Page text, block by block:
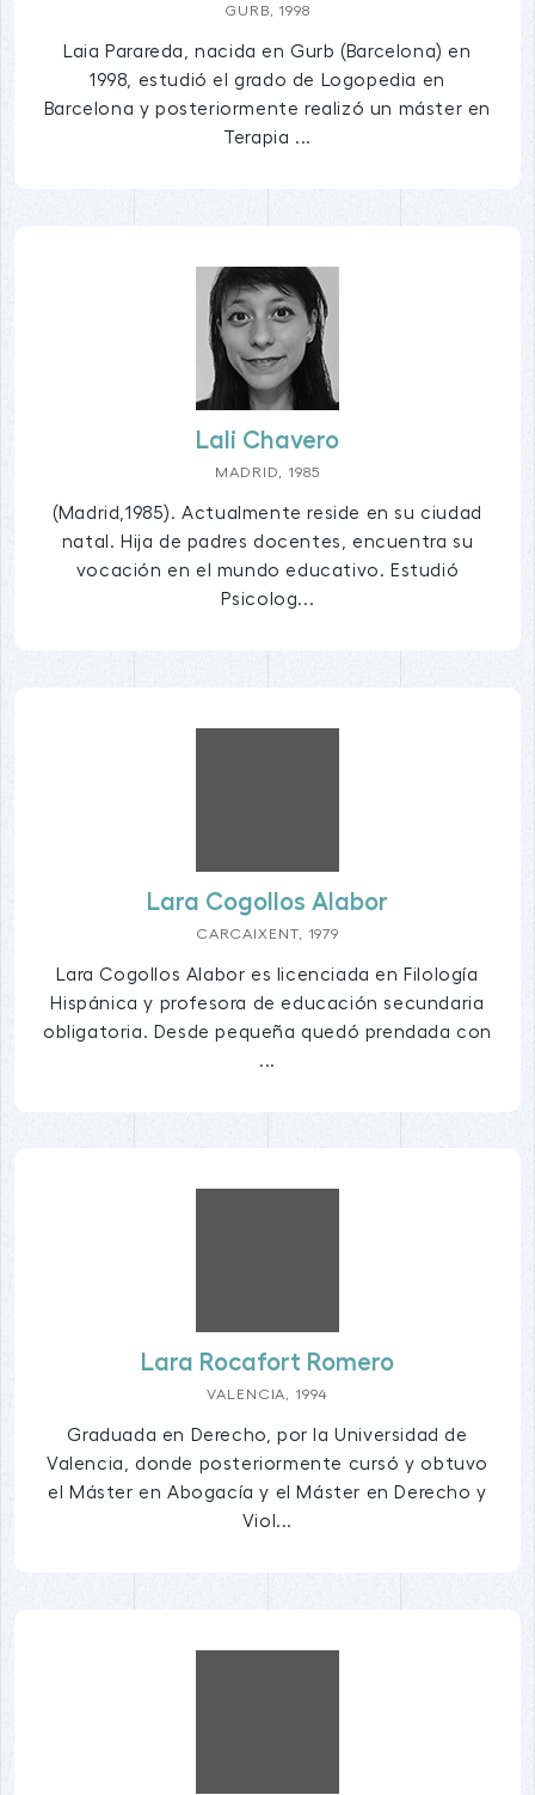
GURB, 1998
Laia Parareda, nacida en Gurb (Barcelona) en
1998, estudió el grado de Logopedia en
Barcelona y posteriormente realizó un máster en
Terapia ...
Lali Chavero
MADRID, 1985
(Madrid,1985). Actualmente reside en su ciudad
natal. Hija de padres docentes, encuentra su
vocación en el mundo educativo. Estudió
Psicolog...
Lara Cogollos Alabor
CARCAIXENT, 1979
Lara Cogollos Alabor es licenciada en Filología
Hispánica y profesora de educación secundaria
obligatoria. Desde pequeña quedó prendada con
...
Lara Rocafort Romero
VALENCIA, 1994
Graduada en Derecho, por la Universidad de
Valencia, donde posteriormente cursó y obtuvo
el Máster en Abogacía y el Máster en Derecho y
Viol...